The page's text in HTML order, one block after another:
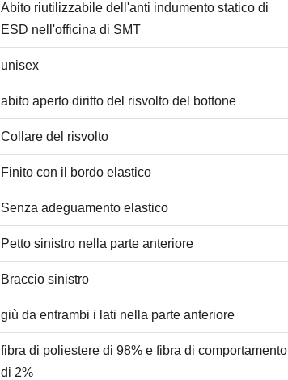
Abito riutilizzabile dell'anti indumento statico di
ESD nell'officina di SMT
unisex
abito aperto diritto del risvolto del bottone
Collare del risvolto
Finito con il bordo elastico
Senza adeguamento elastico
Petto sinistro nella parte anteriore
Braccio sinistro
giù da entrambi i lati nella parte anteriore
fibra di poliestere di 98% e fibra di comportamento
di 2%